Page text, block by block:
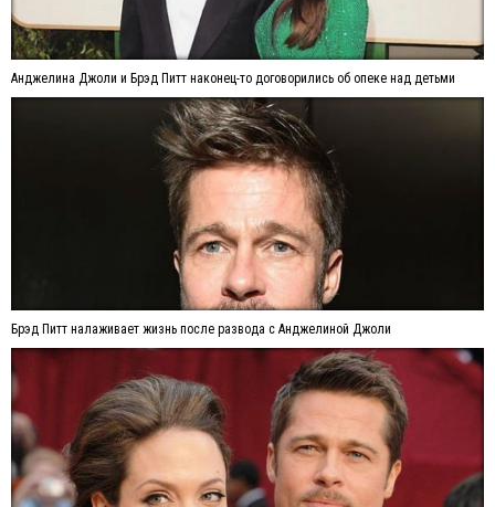
Анджелина Джоли и Брэд Питт наконец-то договорились об опеке над детьми
Брэд Питт налаживает жизнь после развода с Анджелиной Джоли